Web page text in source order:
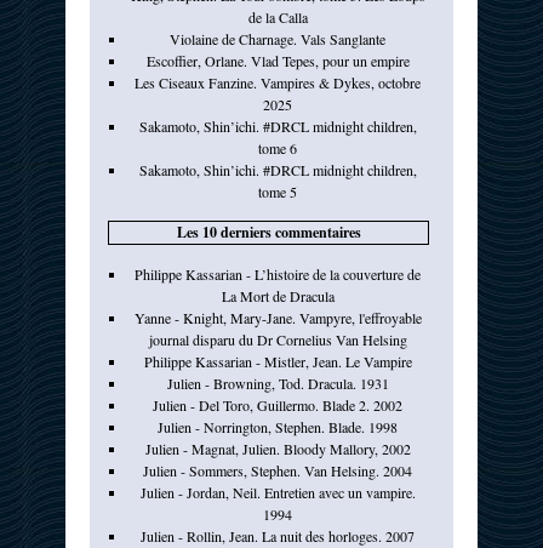
de la Calla
Violaine de Charnage. Vals Sanglante
Escoffier, Orlane. Vlad Tepes, pour un empire
Les Ciseaux Fanzine. Vampires & Dykes, octobre
2025
Sakamoto, Shin’ichi. #DRCL midnight children,
tome 6
Sakamoto, Shin’ichi. #DRCL midnight children,
tome 5
Les 10 derniers commentaires
Philippe Kassarian - L’histoire de la couverture de
La Mort de Dracula
Yanne - Knight, Mary-Jane. Vampyre, l'effroyable
journal disparu du Dr Cornelius Van Helsing
Philippe Kassarian - Mistler, Jean. Le Vampire
Julien - Browning, Tod. Dracula. 1931
Julien - Del Toro, Guillermo. Blade 2. 2002
Julien - Norrington, Stephen. Blade. 1998
Julien - Magnat, Julien. Bloody Mallory, 2002
Julien - Sommers, Stephen. Van Helsing. 2004
Julien - Jordan, Neil. Entretien avec un vampire.
1994
Julien - Rollin, Jean. La nuit des horloges. 2007